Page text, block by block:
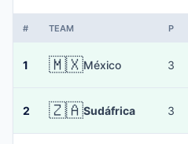
# TEAM P
1 🇲🇽México 3
2 🇿🇦Sudáfrica 3